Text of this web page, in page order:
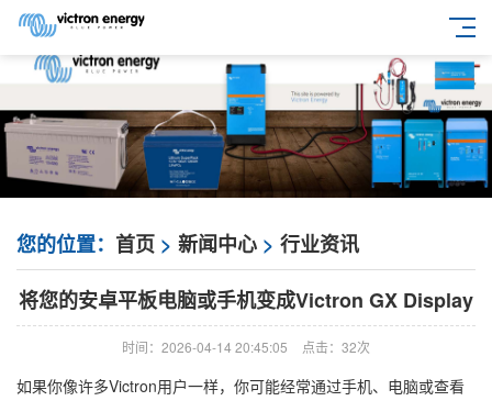
您的位置： 首页 > 新闻中心 > 行业资讯
将您的安卓平板电脑或手机变成Victron GX Display
时间：2026-04-14 20:45:05 点击： 32次
如果你像许多Victron用户一样，你可能经常通过手机、电脑或查看